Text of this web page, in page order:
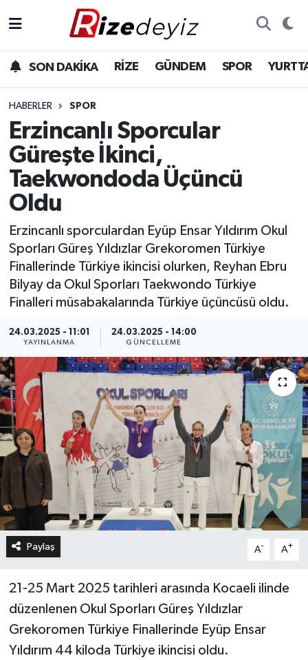
SON DAKİKA RİZE GÜNDEM SPOR
HABERLER SPOR
Erzincanlı Sporcular
Güreşte İkinci,
Taekwondoda Üçüncü
Oldu
Erzincanlı sporculardan Eyüp Ensar Yıldırım Okul
Sporları Güreş Yıldızlar Grekoromen Türkiye
Finallerinde Türkiye ikincisi olurken, Reyhan Ebru
Bilyay da Okul Sporları Taekwondo Türkiye
Finalleri müsabakalarında Türkiye üçüncüsü oldu.
24.03.2025 - 11:01
YAYINLANMA
24.03.2025 - 14:00
GÜNCELLEME
Paylaş A- A+
21-25 Mart 2025 tarihleri arasında Kocaeli ilinde
düzenlenen Okul Sporları Güreş Yıldızlar
Grekoromen Türkiye Finallerinde Eyüp Ensar
Yıldırım 44 kiloda Türkiye ikincisi oldu.
Gündem
Yurttan Haberler
Ekonomi
Teknoloji
Sağlık
Rize Hava Durumu
Rize Trafik Yoğunluk Haritası
Süper Lig Puan Durumu ve Fikstür
Tüm Manşetler
Son Dakika Haberleri
Haber Arşivi